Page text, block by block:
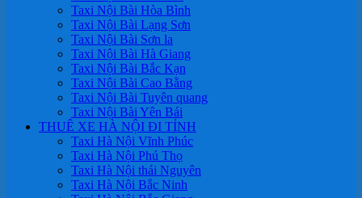
Taxi Nội Bài Hòa Bình
Taxi Nội Bài Lạng Sơn
Taxi Nội Bài Sơn la
Taxi Nội Bài Hà Giang
Taxi Nội Bài Bắc Kạn
Taxi Nội Bài Cao Bằng
Taxi Nội Bài Tuyên quang
Taxi Nội Bài Yên Bái
THUÊ XE HÀ NỘI ĐI TỈNH
Taxi Hà Nội Vĩnh Phúc
Taxi Hà Nội Phú Thọ
Taxi Hà Nội thái Nguyên
Taxi Hà Nội Bắc Ninh